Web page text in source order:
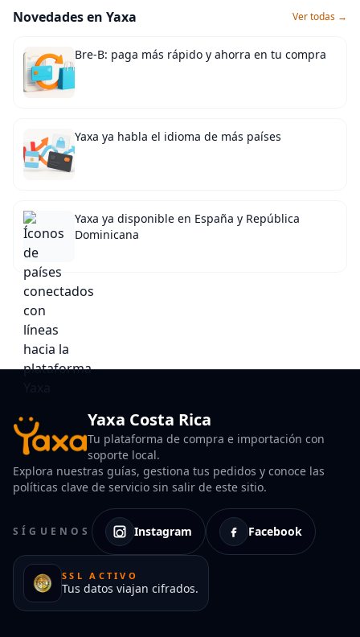
Novedades en Yaxa Ver todas →
Bre-B: paga más rápido y ahorra en tu compra
Yaxa ya habla el idioma de más países
Yaxa ya disponible en España y República
Dominicana
Yaxa Costa Rica
Tu plataforma de compra e importación con
soporte local.
Explora nuestras guías, gestiona tus pedidos y conoce las
políticas clave de servicio sin salir de este sitio.
SÍGUENOS Instagram Facebook
SSL ACTIVO
Tus datos viajan cifrados.